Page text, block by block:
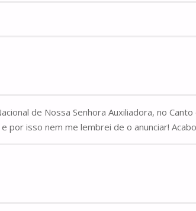
de Nossa Senhora Auxiliadora, no
por isso nem me lembrei de o anunciar!